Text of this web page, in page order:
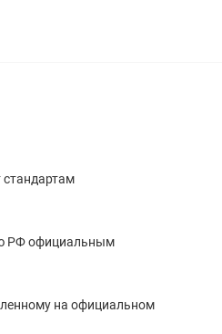
стандартам
РФ официальным
на официальном